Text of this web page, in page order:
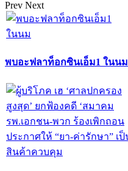
Prev Next
พบอะฟลาท็อกซินเอ็ม1 ในนม